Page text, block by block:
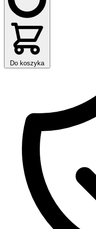
Do koszyka